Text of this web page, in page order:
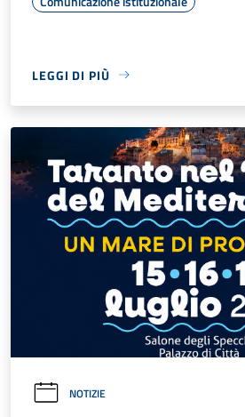
LEGGI DI PIÙ
NOTIZIE